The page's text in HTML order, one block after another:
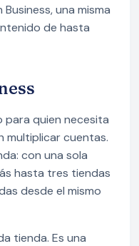
una misma
de hasta
para quien necesita
multiplicar cuentas.
con una sola
hasta tres tiendas
desde el mismo
tienda. Es una